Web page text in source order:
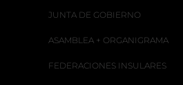
JUNTA DE GOBIERNO
ASAMBLEA + ORGANIGRAMA
FEDERACIONES INSULARES